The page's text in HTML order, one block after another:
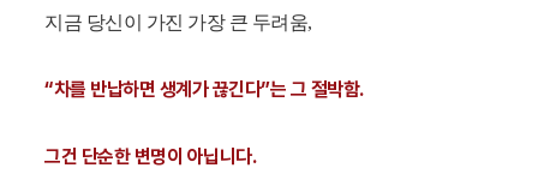
지금 당신이 가진 가장 큰 두려움,
“차를 반납하면 생계가 끊긴다”는 그 절박함.
그건 단순한 변명이 아닙니다.